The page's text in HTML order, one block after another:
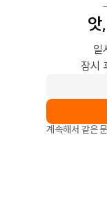
앗
일
잠시
계속해서 같은